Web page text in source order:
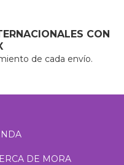
CON
de cada envío.
DE MORA